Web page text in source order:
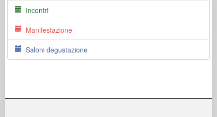
Incontri
Manifestazione
Saloni degustazione